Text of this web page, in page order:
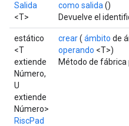
Salida
<T>
como salida ()
Devuelve el
estático
<T
extiende
Número,
U
extiende
Número>
RiscPad
crear( ámbito de
operando <T>)
Método de fábrica